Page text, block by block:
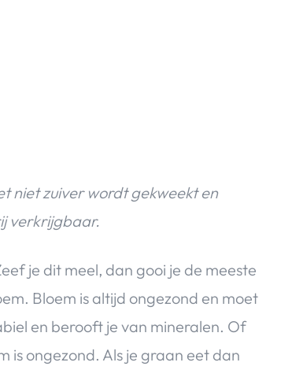
niet zuiver wordt gekweekt en
verkrijgbaar.
je dit meel, dan gooi je de meeste
Bloem is altijd ongezond en moet
en berooft je van mineralen. Of
is ongezond. Als je graan eet dan